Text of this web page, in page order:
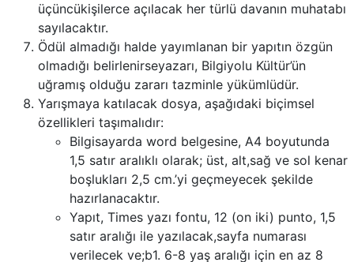
üçüncükişilerce açılacak her türlü davanın muhatabı
sayılacaktır.
Ödül almadığı halde yayımlanan bir yapıtın özgün
olmadığı belirlenirseyazarı, Bilgiyolu Kültür’ün
uğramış olduğu zararı tazminle yükümlüdür.
Yarışmaya katılacak dosya, aşağıdaki biçimsel
özellikleri taşımalıdır:
Bilgisayarda word belgesine, A4 boyutunda
1,5 satır aralıklı olarak; üst, alt,sağ ve sol kenar
boşlukları 2,5 cm.’yi geçmeyecek şekilde
hazırlanacaktır.
Yapıt, Times yazı fontu, 12 (on iki) punto, 1,5
satır aralığı ile yazılacak,sayfa numarası
verilecek ve;b1. 6-8 yaş aralığı için en az 8